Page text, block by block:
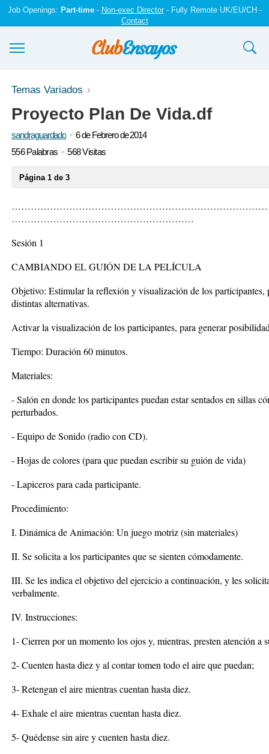
Job Openings: Part-time- Non-exec Director- Fully Remote UK/EU/CH -
Contact
Ensayos y trabajos
Registrarse
Iniciar sesión
Temas Variados
Proyecto Plan De Vida.df
sandraguardado
6 de Febrero de 2014
556 Palabras
568 Visitas
Página 1 de 3
…………………………………………………
Sesión 1
CAMBIANDO EL GUIÓN DE LA PELÍCULA
Objetivo: Estimular la reflexión y visualización de los participantes,
distintas alternativas.
Activar la visualización de los participantes, para generar
Tiempo: Duración 60 minutos.
Materiales:
- Salón en donde los participantes puedan estar sentados en sillas
perturbados.
- Equipo de Sonido (radio con CD).
- Hojas de colores (para que puedan escribir su guión de vida)
- Lapiceros para cada participante.
Procedimiento:
I. Dinámica de Animación: Un juego motriz (sin materiales)
II. Se solicita a los participantes que se sienten cómodamente.
III. Se les indica el objetivo del ejercicio a continuación, y les
verbalmente.
IV. Instrucciones:
1- Cierren por un momento los ojos y, mientras, presten atención a
2- Cuenten hasta diez y al contar tomen todo el aire que puedan;
3- Retengan el aire mientras cuentan hasta diez.
4- Exhale el aire mientras cuentan hasta diez.
5- Quédense sin aire y cuenten hasta diez.